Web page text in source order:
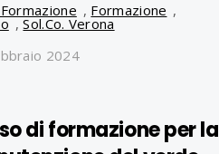
, Formazione ,
,Sol.Co. Verona
2024
di formazione per la